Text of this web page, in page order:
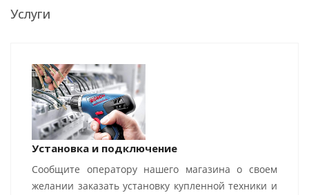
Услуги
Установка и подключение
Сообщите оператору нашего магазина о своем
желании заказать установку купленной техники и